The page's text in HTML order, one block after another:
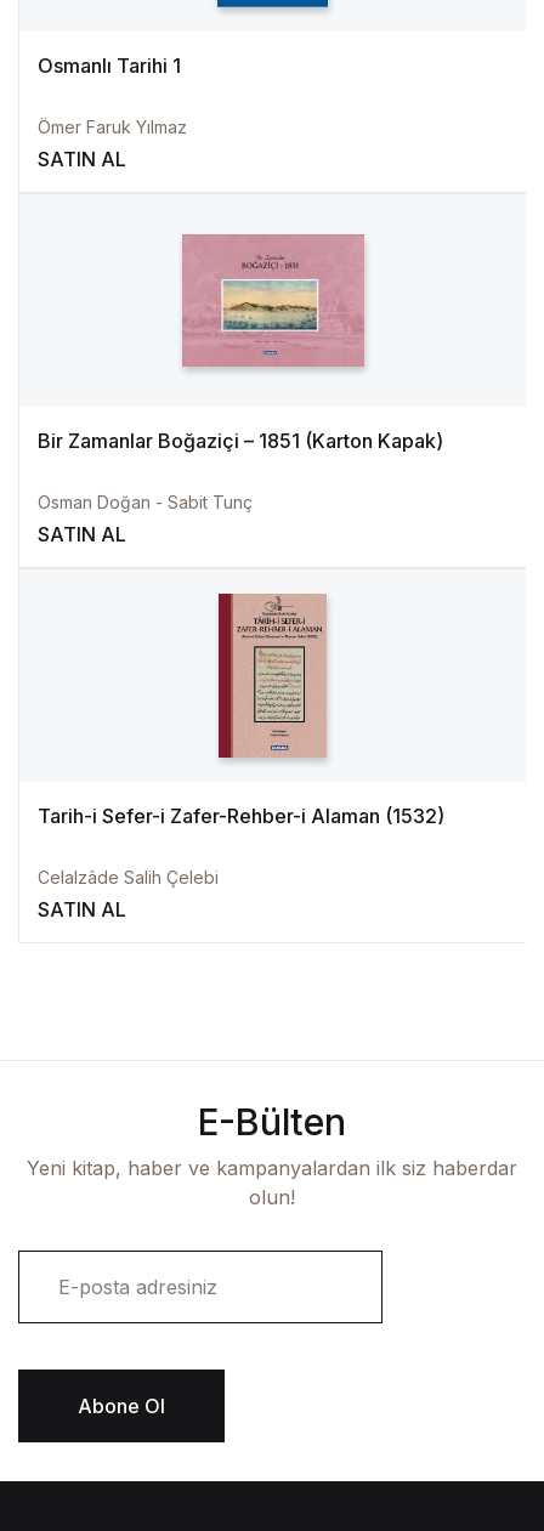
Osmanlı Tarihi 1
Ömer Faruk Yılmaz
SATIN AL
Bir Zamanlar Boğaziçi – 1851 (Karton Kapak)
Osman Doğan - Sabit Tunç
SATIN AL
Tarih-i Sefer-i Zafer-Rehber-i Alaman (1532)
Celalzâde Salih Çelebi
SATIN AL
E-Bülten
Yeni kitap, haber ve kampanyalardan ilk siz haberdar
olun!
Abone Ol